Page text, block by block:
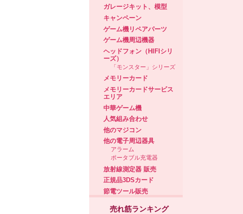
ガレージキット、模型
キャンペーン
ゲーム機リペアパーツ
ゲーム機周辺機器
ヘッドフォン（HIFIシリ
ーズ）
「モンスター」シリーズ
メモリーカード
メモリーカードサービス
エリア
中華ゲーム機
人気組み合わせ
他のマジコン
他の電子周辺器具
アラーム
ポータブル充電器
放射線測定器 販売
正規品3DSカード
節電ツール販売
売れ筋ランキング